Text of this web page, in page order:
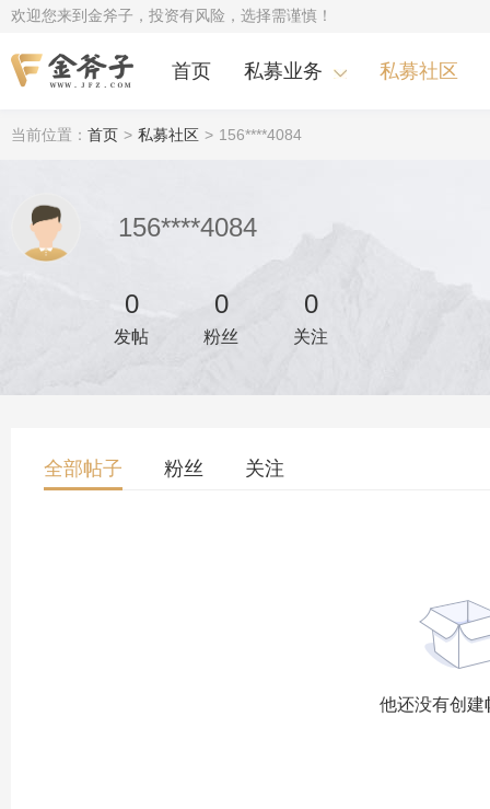
欢迎您来到金斧子，投资有风险，选择需谨慎！
首页 私募业务 私募社区
当前位置： 首页 > 私募社区 > 156****4084
156****4084
0
发帖
0
粉丝
0
关注
全部帖子 粉丝 关注
他还没有创建